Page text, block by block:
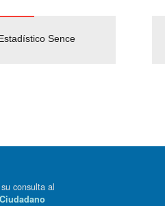
Sence
Solicitud Audiencias y
su consulta al
Ciudadano